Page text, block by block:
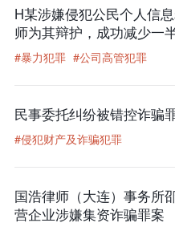
H某涉嫌侵犯公民个人信
师为其辩护，成功减少一
#暴力犯罪 #公司高管犯罪
民事委托纠纷被错控诈骗
#侵犯财产及诈骗犯罪
国浩律师（大连）事务所
营企业涉嫌集资诈骗罪案